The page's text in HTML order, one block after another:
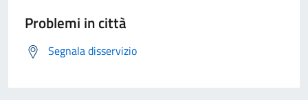
Problemi in città
Segnala disservizio